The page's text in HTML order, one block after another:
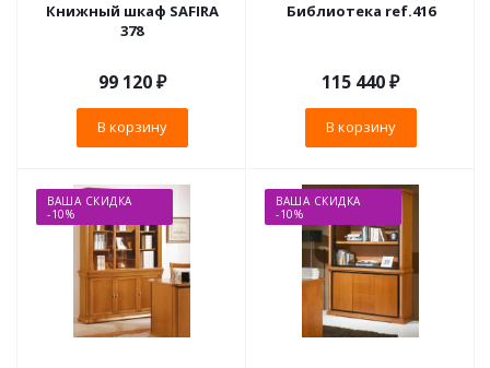
Книжный шкаф SAFIRA
378
99 120₽
В корзину
Библиотека ref.416
115 440₽
В корзину
ВАША СКИДКА
-10%
ВАША СКИДКА
-10%